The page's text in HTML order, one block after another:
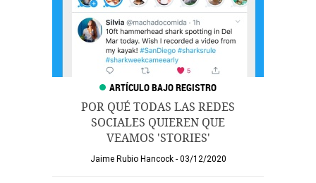
POR QUÉ TODAS LAS REDES
SOCIALES QUIEREN QUE
VEAMOS 'STORIES'
Jaime Rubio Hancock 03/12/2020